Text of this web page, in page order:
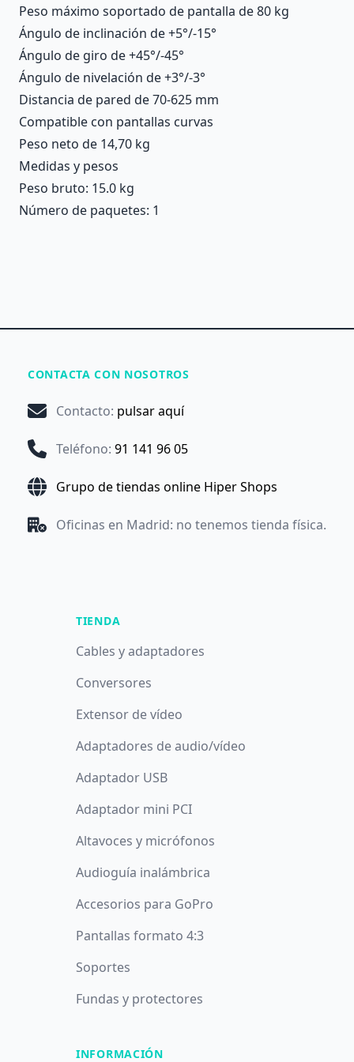
Peso máximo soportado de pantalla de 80 kg
Ángulo de inclinación de +5°/-15°
Ángulo de giro de +45°/-45°
Ángulo de nivelación de +3°/-3°
Distancia de pared de 70-625 mm
Compatible con pantallas curvas
Peso neto de 14,70 kg
Medidas y pesos
Peso bruto: 15.0 kg
Número de paquetes: 1
CONTACTA CON NOSOTROS
Contacto: pulsar aquí
Teléfono: 91 141 96 05
Grupo de tiendas online Hiper Shops
Oficinas en Madrid: no tenemos tienda física.
TIENDA
Cables y adaptadores
Conversores
Extensor de vídeo
Adaptadores de audio/vídeo
Adaptador USB
Adaptador mini PCI
Altavoces y micrófonos
Audioguía inalámbrica
Accesorios para GoPro
Pantallas formato 4:3
Soportes
Fundas y protectores
INFORMACIÓN